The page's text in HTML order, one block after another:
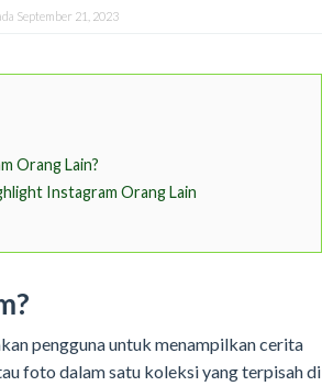
September 21, 2023
Orang Lain?
Instagram Orang Lain
pengguna untuk menampilkan cerita
foto dalam satu koleksi yang terpisah di